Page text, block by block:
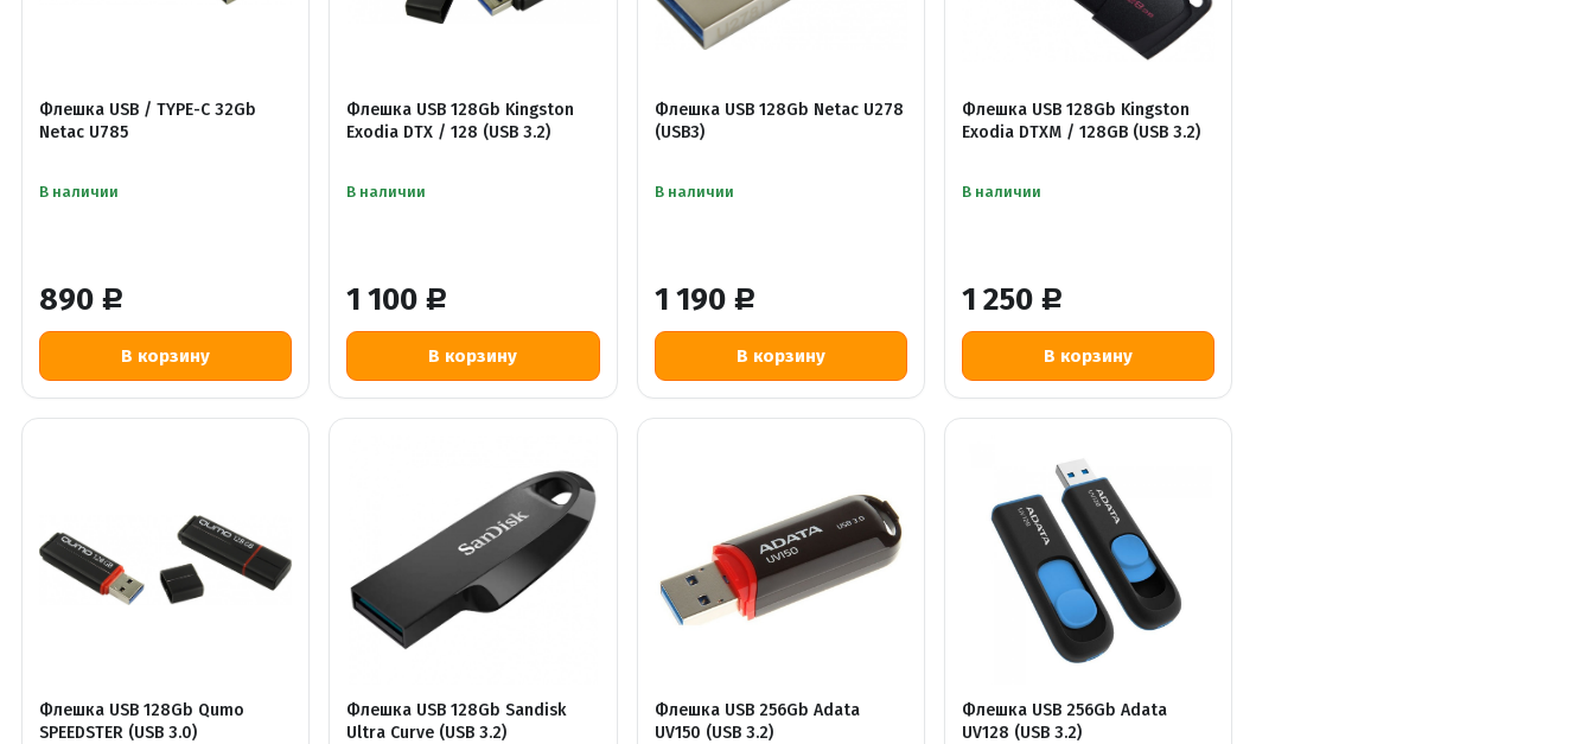
890 Р
Флешка USB / TYPE-C 32Gb
Netac U785
В наличии
1 100 Р
Флешка USB 128Gb Kingston
Exodia DTX / 128 (USB 3.2)
В наличии
1 190 Р
Флешка USB 128Gb Netac U278
(USB3)
В наличии
1 250 Р
Флешка USB 128Gb Kingston
Exodia DTXM / 128GB (USB 3.2)
В наличии
Флешка USB 128Gb Qumo
SPEEDSTER (USB 3.0)
Флешка USB 128Gb Sandisk
Ultra Curve (USB 3.2)
Флешка USB 256Gb Adata
UV150 (USB 3.2)
Флешка USB 256Gb Adata
UV128 (USB 3.2)